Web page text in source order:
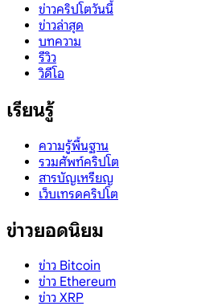
ข่าวคริปโตวันนี้
ข่าวล่าสุด
บทความ
รีวิว
วิดีโอ
เรียนรู้
ความรู้พื้นฐาน
รวมศัพท์คริปโต
สารบัญเหรียญ
เว็บเทรดคริปโต
ข่าวยอดนิยม
ข่าว Bitcoin
ข่าว Ethereum
ข่าว XRP